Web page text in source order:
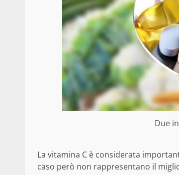
Due
La vitamina C è considerata
caso però non rappresentano il